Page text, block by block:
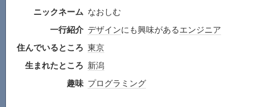
ニックネーム なおしむ
一行紹介 デザインにも興味があるエンジニア
住んでいるところ 東京
生まれたところ 新潟
趣味 プログラミング